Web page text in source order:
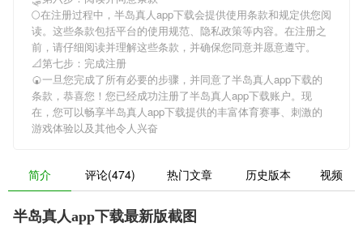
🌕在注册过程中， 半岛真人app下载会提供使用条款和规定供您阅
读。这些条款包括平台的使用规范、隐私政策等内容。在注册之
前，请仔细阅读并理解这些条款，并确保您同意并愿意遵守。
📐第七步：完成注册
🍘一旦您完成了所有必要的步骤，并同意了半岛真人app下载的
条款，恭喜您！您已经成功注册了半岛真人app下载账户。现
在，您可以畅享半岛真人app下载提供的丰富体育赛事、刺激的
游戏体验以及其他令人兴奋
简介 评论(474) 热门文章 历史版本 视频
半岛真人app下载最新版截图